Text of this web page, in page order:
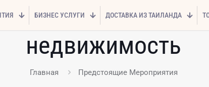
БИЗНЕС УСЛУГИ ДОСТАВКА ИЗ ТАИЛАНДА
недвижимость
Главная Предстоящие Мероприятия